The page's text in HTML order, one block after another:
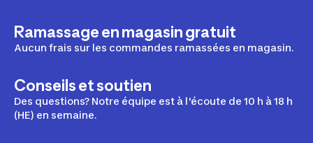
Ramassage en magasin gratuit
Aucun frais sur les commandes ramassées en magasin.
Conseils et soutien
Des questions? Notre équipe est à l'écoute de 10 h à 18 h
(HE) en semaine.